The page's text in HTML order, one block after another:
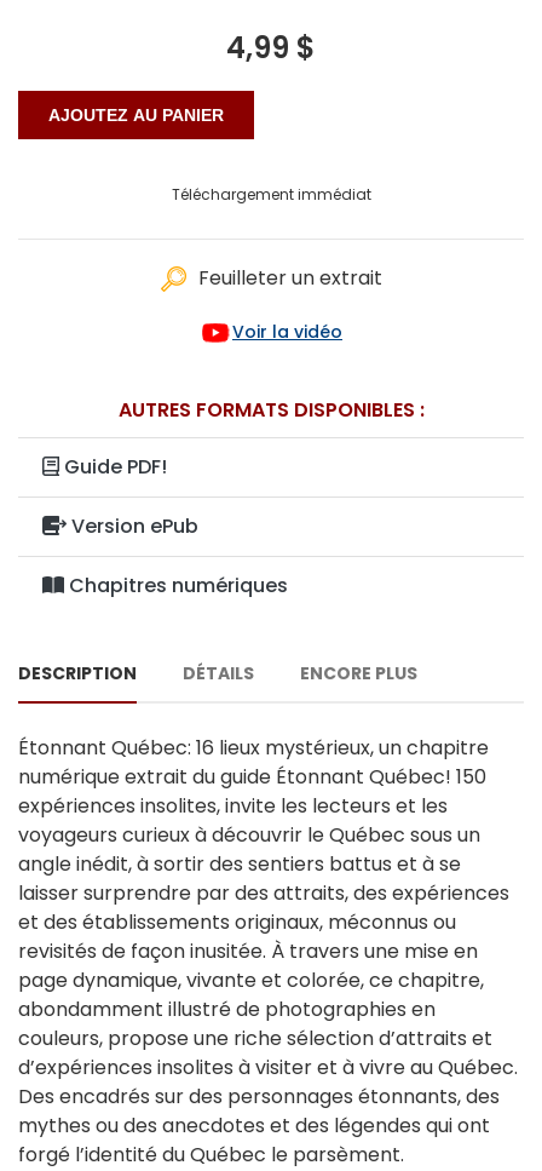
4,99 $
Téléchargement immédiat
Feuilleter un extrait
Voir la vidéo
AUTRES FORMATS DISPONIBLES :
Guide PDF!
Version ePub
Chapitres numériques
DESCRIPTION DÉTAILS ENCORE PLUS
Étonnant Québec: 16 lieux mystérieux, un chapitre
numérique extrait du guide Étonnant Québec! 150
expériences insolites, invite les lecteurs et les
voyageurs curieux à découvrir le Québec sous un
angle inédit, à sortir des sentiers battus et à se
laisser surprendre par des attraits, des expériences
et des établissements originaux, méconnus ou
revisités de façon inusitée. À travers une mise en
page dynamique, vivante et colorée, ce chapitre,
abondamment illustré de photographies en
couleurs, propose une riche sélection d’attraits et
d’expériences insolites à visiter et à vivre au Québec.
Des encadrés sur des personnages étonnants, des
mythes ou des anecdotes et des légendes qui ont
forgé l’identité du Québec le parsèment.